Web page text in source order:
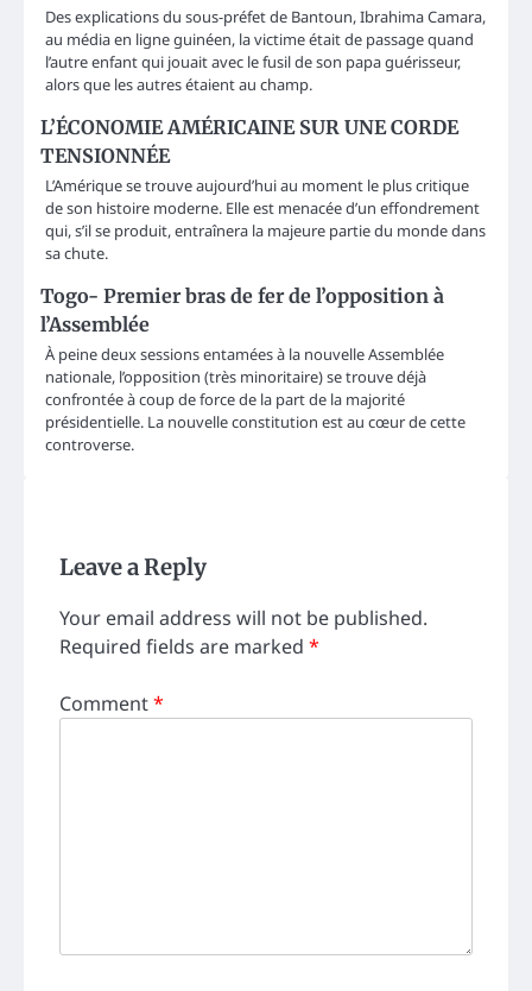
Des explications du sous-préfet de Bantoun, Ibrahima Camara,
au média en ligne guinéen, la victime était de passage quand
l’autre enfant qui jouait avec le fusil de son papa guérisseur,
alors que les autres étaient au champ.
L’ÉCONOMIE AMÉRICAINE SUR UNE CORDE
TENSIONNÉE
L’Amérique se trouve aujourd’hui au moment le plus critique
de son histoire moderne. Elle est menacée d’un effondrement
qui, s’il se produit, entraînera la majeure partie du monde dans
sa chute.
Togo- Premier bras de fer de l’opposition à
l’Assemblée
À peine deux sessions entamées à la nouvelle Assemblée
nationale, l’opposition (très minoritaire) se trouve déjà
confrontée à coup de force de la part de la majorité
présidentielle. La nouvelle constitution est au cœur de cette
controverse.
Leave a Reply
Your email address will not be published.
Required fields are marked *
Comment*